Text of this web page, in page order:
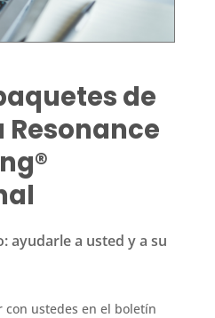
de
ayudarle a usted y a su
con ustedes en el boletín